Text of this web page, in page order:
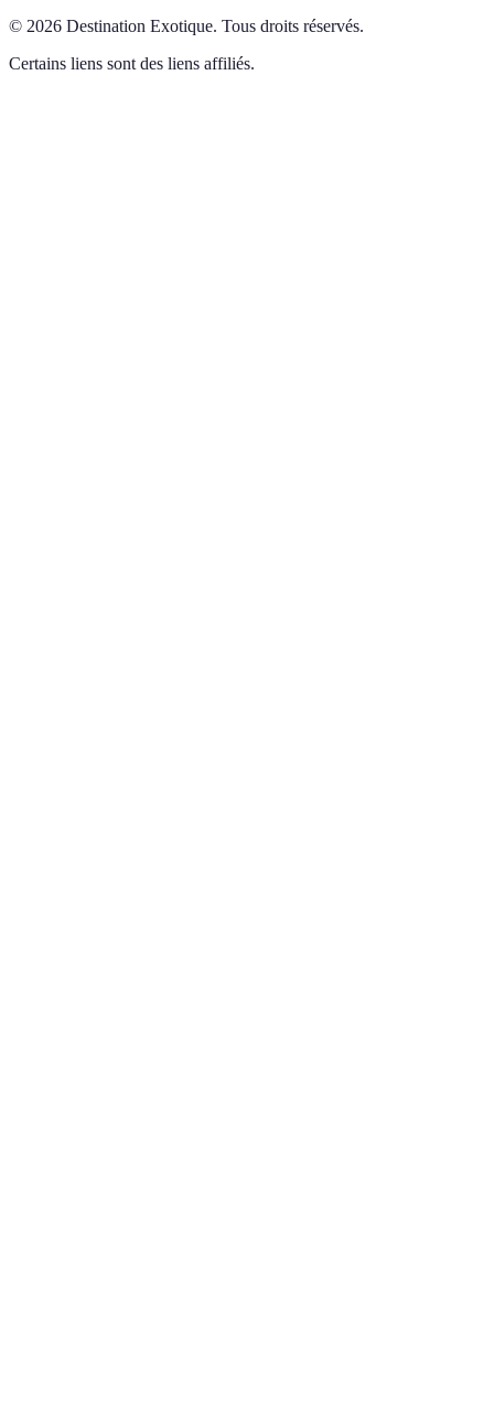
© 2026 Destination Exotique. Tous droits réservés.
Certains liens sont des liens affiliés.